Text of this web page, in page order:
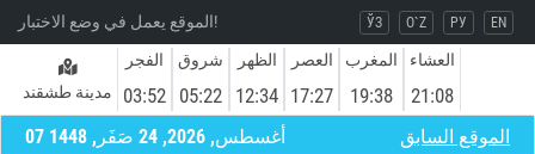
الموقع يعمل في وضع الاختبار! ЎЗ O`Z РУ EN
مدينة طشقند
الفجر
03:52
شروق
05:22
الظهر
12:34
العصر
17:27
المغرب
19:38
العشاء
21:08
07 أغسطس, 2026, 24 صَفَر, 1448 الموقع السابق